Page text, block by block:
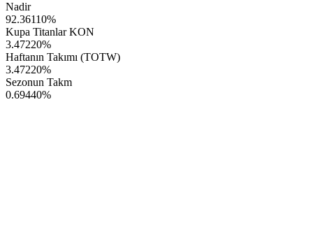
Nadir
92.36110%
Kupa Titanlar KON
3.47220%
Haftanın Takımı (TOTW)
3.47220%
Sezonun Takm
0.69440%